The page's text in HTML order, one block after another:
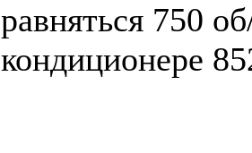
равняться 750
кондиционере